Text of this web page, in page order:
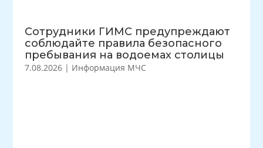
Сотрудники ГИМС предупреждают
соблюдайте правила безопасного
пребывания на водоемах столицы
7.08.2026 | Информация МЧС